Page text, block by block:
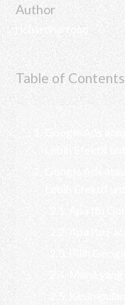
Author
Table of Contents